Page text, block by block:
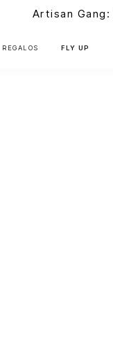
Artisan
REGALOS FLY UP